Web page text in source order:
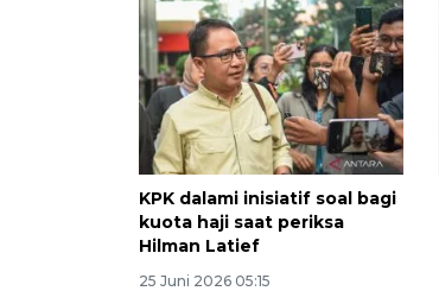
KPK dalami inisiatif soal bagi
kuota haji saat periksa
Hilman Latief
25 Juni 2026 05:15